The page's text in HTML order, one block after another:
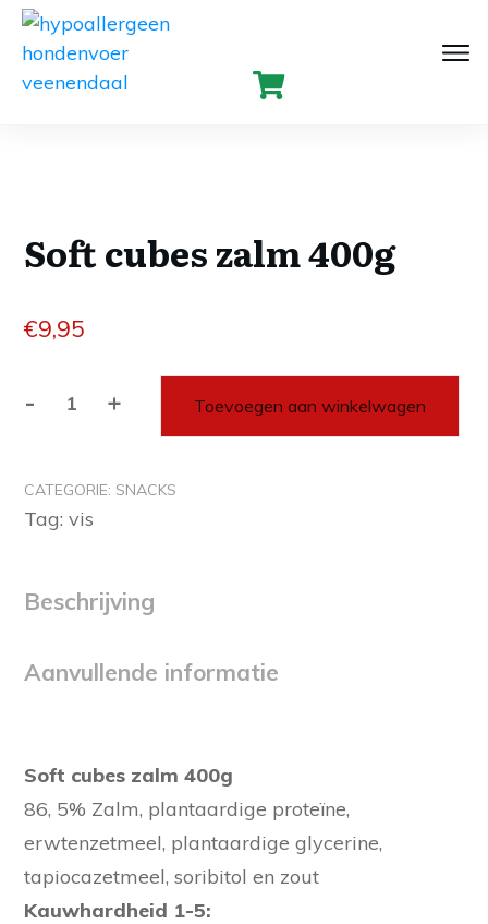
Soft cubes zalm 400g
€9,95
-
400g
aantal
+ Toevoegen aan winkelwagen
CATEGORIE: SNACKS
Tag: vis
Beschrijving
Aanvullende informatie
Soft cubes zalm 400g
86, 5% Zalm, plantaardige proteïne,
erwtenzetmeel, plantaardige glycerine,
tapiocazetmeel, soribitol en zout
Kauwhardheid 1-5: